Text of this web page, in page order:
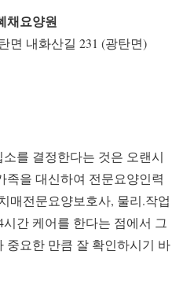
채요양원
면 내화산길 231 (광탄면)
를 결정한다는 것은 오랜시
족을 대신하여 전문요양인력
매전문요양보호사, 물리.작업
간 케어를 한다는 점에서 그
중요한 만큼 잘 확인하시기 바